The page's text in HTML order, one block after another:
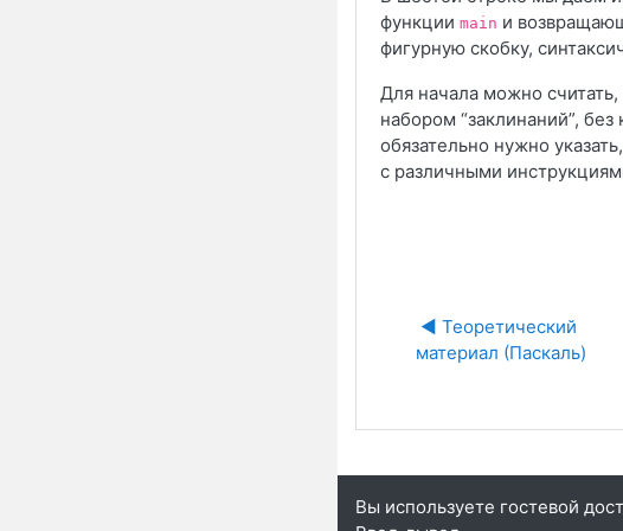
функции main и
фигурную скобку,
Для начала можно
набором “заклинаний”,
обязательно нужно
с различными
◀︎ Теоретический
материал (Паскаль)
Вы используете гостевой